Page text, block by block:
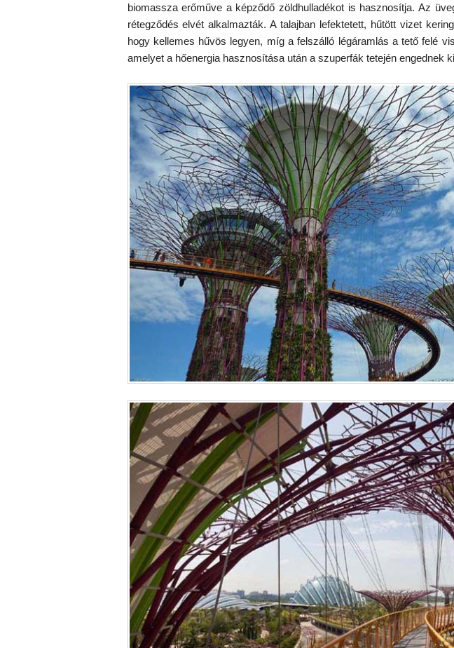
biomassza erőműve a képződő zöldhulladékot is hasznosítja. Az
rétegződés elvét alkalmazták. A talajban lefektetett, hűtött vizet
hogy kellemes hűvös legyen, míg a felszálló légáramlás a tető felé
amelyet a hőenergia hasznosítása után a szuperfák tetején engednek